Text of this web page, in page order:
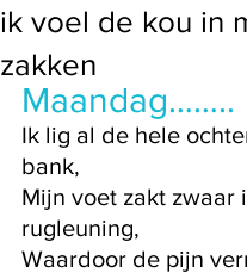
ik voel de kou in
zakken
Maandag……..
Ik lig al de hele
bank,
Mijn voet zakt zwaar
rugleuning,
Waardoor de pijn